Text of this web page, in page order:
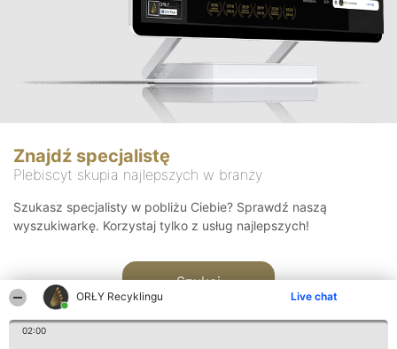
ORŁY Recyklingu Live chat
02:00
Znajdź specjalistę
Plebiscyt skupia najlepszych w branży
Szukasz specjalisty w pobliżu Ciebie? Sprawdź naszą
wyszukiwarkę. Korzystaj tylko z usług najlepszych!
Szukaj